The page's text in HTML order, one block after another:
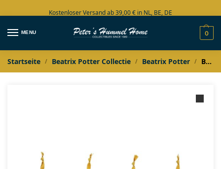
Kostenloser Versand ab 39,00 € in NL, BE, DE
Große Auswahl auf Lager
MENU 0
Startseite / Beatrix Potter Collectie / Beatrix Potter / Beatrix Potter Peter Rabbit Set van 4 ornamentjes